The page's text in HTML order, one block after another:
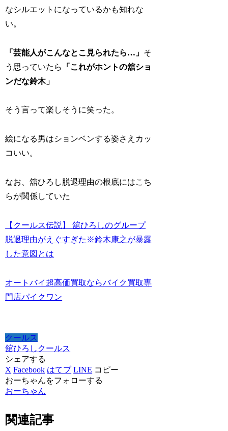
なシルエットになっているかも知れな
い。
「芸能人がこんなとこ見られたら…」 そ
う思っていたら
「これがホントの舘ショ
ンだな鈴木」
そう言って楽しそうに笑った。
絵になる男はションベンする姿さえカッ
コいい。
なお、舘ひろし脱退理由の根底にはこち
らが関係していた
【クールス伝説】 舘ひろしのグループ
脱退理由がえぐすぎた※鈴木康之が暴露
した意図とは
オートバイ超高価買取ならバイク買取専
門店パイクワン
クールス
舘ひろし クールス
シェアする
X Facebook はてブ LINE コピー
おーちゃんをフォローする
おーちゃん
関連記事